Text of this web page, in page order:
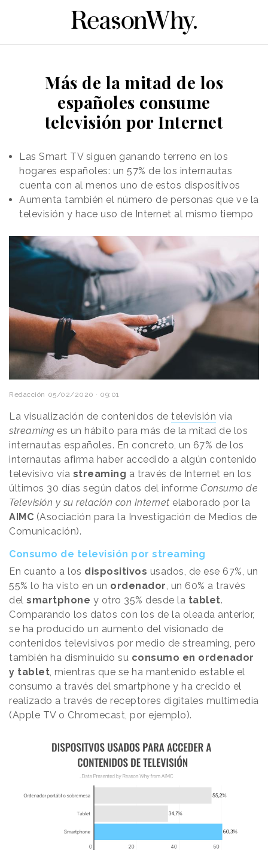
Más de la mitad de los
españoles consume
televisión por Internet
Las Smart TV siguen ganando terreno en los
hogares españoles: un 57% de los internautas
cuenta con al menos uno de estos dispositivos
Aumenta también el número de personas que ve la
televisión y hace uso de Internet al mismo tiempo
Redacción 05/02/2020 · 09:01
La visualización de contenidos de televisión vía
streaming es un hábito para más de la mitad de los
internautas españoles. En concreto, un 67% de los
internautas afirma haber accedido a algún contenido
televisivo vía streaming a través de Internet en los
últimos 30 días según datos del informe Consumo de
Televisión y su relación con Internet elaborado por la
AIMC (Asociación para la Investigación de Medios de
Comunicación).
Consumo de televisión por streaming
En cuanto a los dispositivos usados, de ese 67%, un
55% lo ha visto en un ordenador, un 60% a través
del smartphone y otro 35% desde la tablet.
Comparando los datos con los de la oleada anterior,
se ha producido un aumento del visionado de
contenidos televisivos por medio de streaming, pero
también ha disminuido su consumo en ordenador
y tablet, mientras que se ha mantenido estable el
consumo a través del smartphone y ha crecido el
realizado a través de receptores digitales multimedia
(Apple TV o Chromecast, por ejemplo).